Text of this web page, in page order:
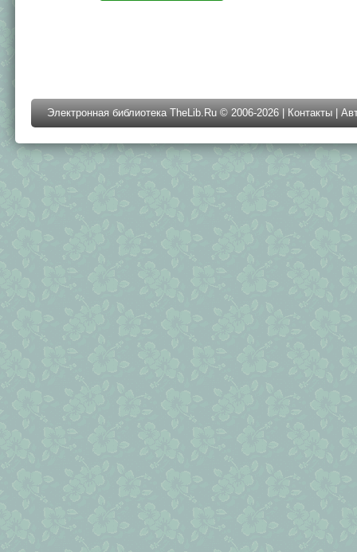
Электронная библиотека TheLib.Ru © 2006-2026 | Контакты |